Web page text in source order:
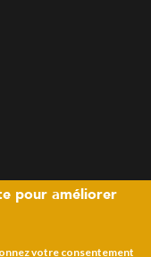
pour améliorer
votre consentement